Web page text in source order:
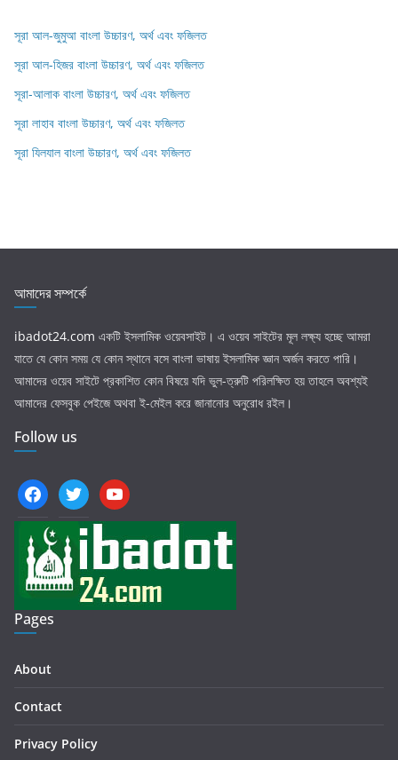
সূরা আল-জুমুআ বাংলা উচ্চারণ, অর্থ এবং ফজিলত
সূরা আল-হিজর বাংলা উচ্চারণ, অর্থ এবং ফজিলত
সূরা-আলাক বাংলা উচ্চারণ, অর্থ এবং ফজিলত
সূরা লাহাব‌‌‌ বাংলা উচ্চারণ, অর্থ এবং ফজিলত
সূরা যিলযাল বাংলা উচ্চারণ, অর্থ এবং ফজিলত
আমাদের সম্পর্কে
ibadot24.com একটি ইসলামিক ওয়েবসাইট। এ ওয়েব সাইটের মূল লক্ষ্য হচ্ছে আমরা
যাতে যে কোন সময় যে কোন স্থানে বসে বাংলা ভাষায় ইসলামিক জ্ঞান অর্জন করতে পারি।
আমাদের ওয়েব সাইটে প্রকাশিত কোন বিষয়ে যদি ভুল-ত্রুটি পরিলক্ষিত হয় তাহলে অবশ্যই
আমাদের ফেসবুক পেইজে অথবা ই-মেইল করে জানানোর অনুরোধ রইল।
Follow us
facebooktwitter youtube
Pages
About
Contact
Privacy Policy